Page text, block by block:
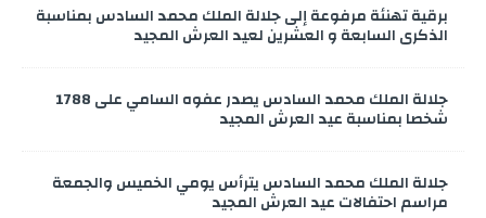
برقية تهنئة مرفوعة إلى جلالة الملك محمد السادس بمناسبة
الذكرى السابعة و العشرين لعيد العرش المجيد
جلالة الملك محمد السادس يصدر عفوه السامي على 1788
شخصا بمناسبة عيد العرش المجيد
جلالة الملك محمد السادس يترأس يومي الخميس والجمعة
مراسم احتفالات عيد العرش المجيد